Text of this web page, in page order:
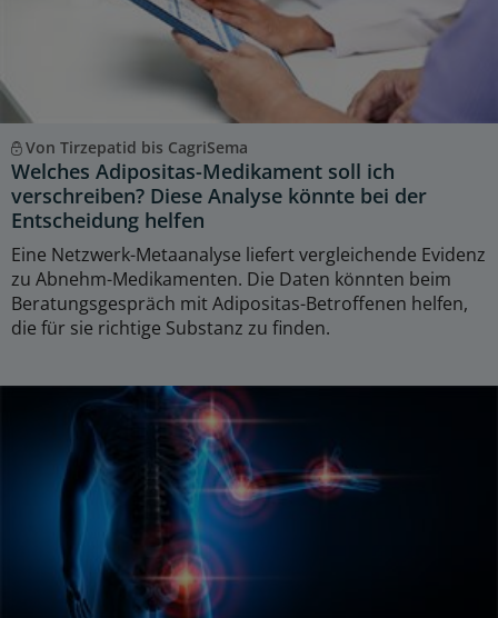
Von Tirzepatid bis CagriSema
Welches Adipositas-Medikament soll ich
verschreiben? Diese Analyse könnte bei der
Entscheidung helfen
Eine Netzwerk-Metaanalyse liefert vergleichende Evidenz
zu Abnehm-Medikamenten. Die Daten könnten beim
Beratungsgespräch mit Adipositas-Betroffenen helfen,
die für sie richtige Substanz zu finden.